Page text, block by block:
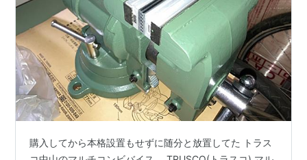
購入してから本格設置もせずに随分と放置してた トラス